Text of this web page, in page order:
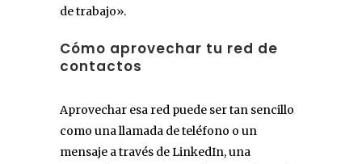
de trabajo».
Cómo aprovechar tu red de
contactos
Aprovechar esa red puede ser tan sencillo
como una llamada de teléfono o un
mensaje a través de LinkedIn, una